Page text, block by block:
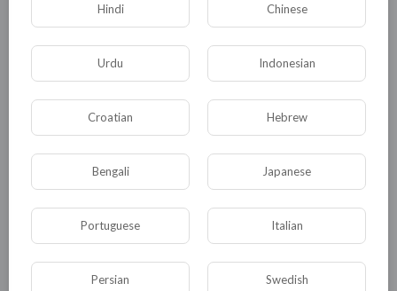
Общая Политика В мире
Общество События
Спорт Комедия Развлечение
Новости и политика Криминал Культура
Флора и фауна История
Медицина Юмор Наука и образование
Экономика
Технологии
Hindi Chinese
Urdu Indonesian
Croatian Hebrew
Bengali Japanese
Portuguese Italian
Persian Swedish